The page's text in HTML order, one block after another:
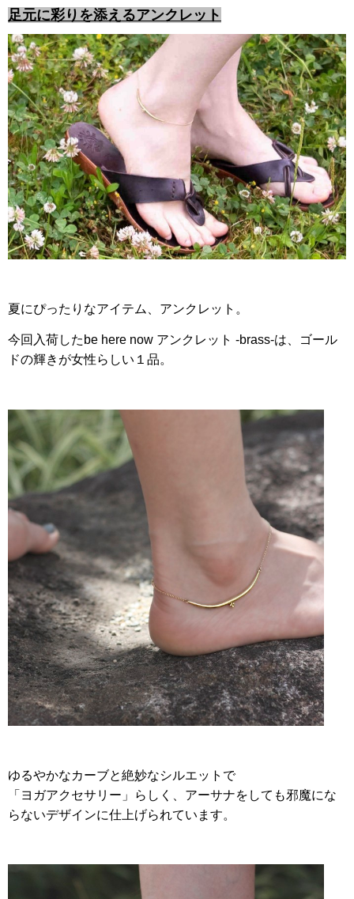
足元に彩りを添えるアンクレット
夏にぴったりなアイテム、アンクレット。
今回入荷したbe here now アンクレット -brass-は、ゴール
ドの輝きが女性らしい１品。
ゆるやかなカーブと絶妙なシルエットで
「ヨガアクセサリー」らしく、アーサナをしても邪魔にな
らないデザインに仕上げられています。